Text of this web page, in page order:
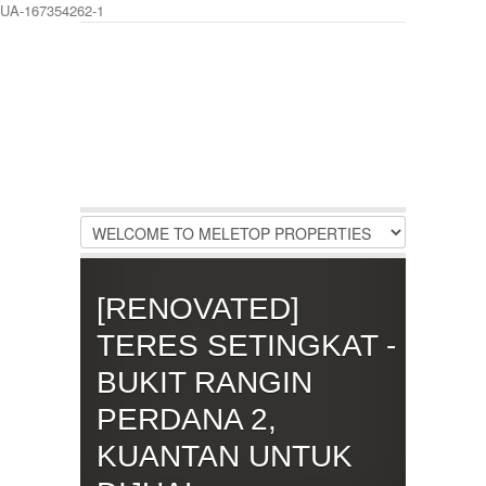
UA-167354262-1
Register |Recover Password
[RENOVATED]
TERES SETINGKAT -
BUKIT RANGIN
PERDANA 2,
KUANTAN UNTUK